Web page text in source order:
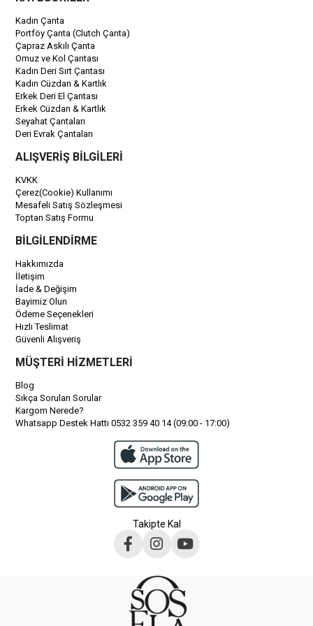
Kadın Çanta
Portföy Çanta (Clutch Çanta)
Çapraz Askılı Çanta
Omuz ve Kol Çantası
Kadın Deri Sırt Çantası
Kadın Cüzdan & Kartlık
Erkek Deri El Çantası
Erkek Cüzdan & Kartlık
Seyahat Çantaları
Deri Evrak Çantaları
ALIŞVERİŞ BİLGİLERİ
KVKK
Çerez(Cookie) Kullanımı
Mesafeli Satış Sözleşmesi
Toptan Satış Formu
BİLGİLENDİRME
Hakkımızda
İletişim
İade & Değişim
Bayimiz Olun
Ödeme Seçenekleri
Hızlı Teslimat
Güvenli Alışveriş
MÜŞTERİ HİZMETLERİ
Blog
Sıkça Sorulan Sorular
Kargom Nerede?
Whatsapp Destek Hattı 0532 359 40 14 (09:00 - 17:00)
Takipte Kal